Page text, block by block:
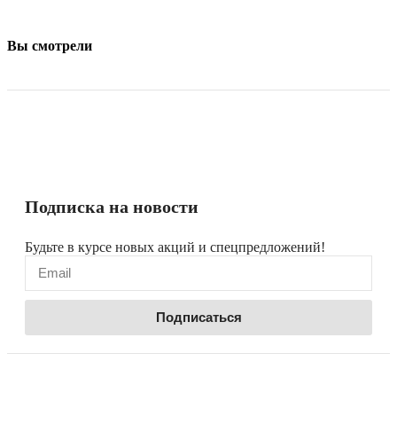
Вы смотрели
Подписка на новости
Будьте в курсе новых акций и спецпредложений!
Подписаться